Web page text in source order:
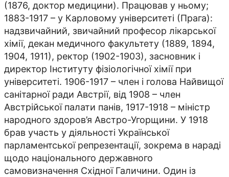
(1876, доктор медицини). Працював у ньому;
1883-1917 – у Карловому університеті (Прага):
надзвичайний, звичайний професор лікарської
хімії, декан медичного факультету (1889, 1894,
1904, 1911), ректор (1902-1903), засновник і
директор Інституту фізіологічної хімії при
університеті. 1906-1917 – член і голова Найвищої
санітарної ради Австрії, від 1908 – член
Австрійської палати панів, 1917-1918 – міністр
народного здоров’я Австро-Угорщини. У 1918
брав участь у діяльності Української
парламентської репрезентації, зокрема в нараді
щодо національного державного
самовизначення Східної Галичини. Один із